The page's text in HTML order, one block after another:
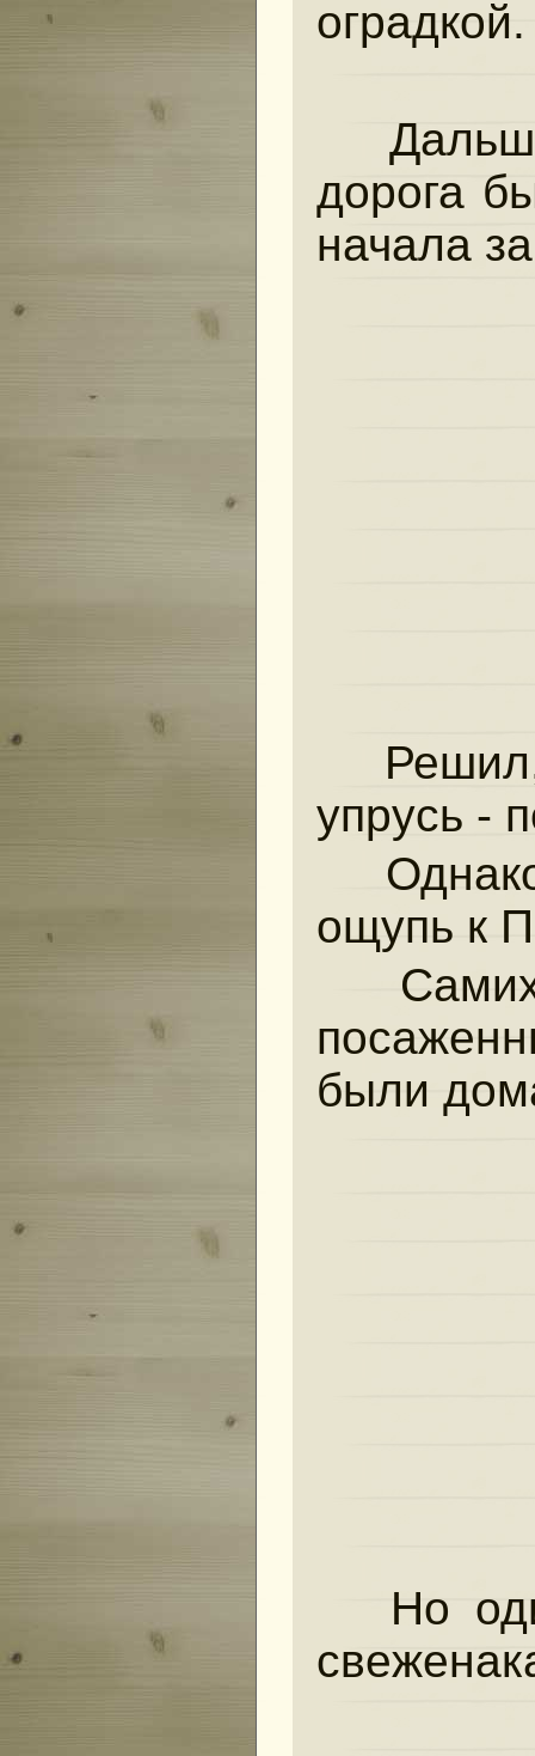
оградкой.
дорога
начала
упрусь -
ощупь к
были
Но